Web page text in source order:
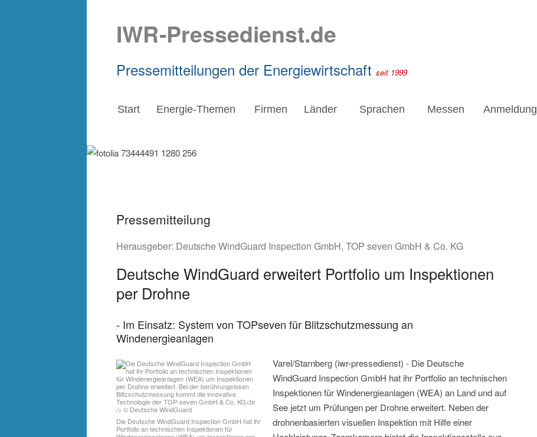
IWR-Pressedienst.de
Pressemitteilungen der Energiewirtschaft seit 1999
Start Energie-Themen Firmen Länder Sprachen Messen Anmeldung
Pressemitteilung
Herausgeber: Deutsche WindGuard Inspection GmbH, TOP seven GmbH & Co. KG
Deutsche WindGuard erweitert Portfolio um Inspektionen
per Drohne
- Im Einsatz: System von TOPseven für Blitzschutzmessung an
Windenergieanlagen
Die Deutsche WindGuard Inspection GmbH hat ihr
Portfolio an technischen Inspektionen für
Varel/Starnberg (iwr-pressedienst) - Die Deutsche
WindGuard Inspection GmbH hat ihr Portfolio an technischen
Inspektionen für Windenergieanlagen (WEA) an Land und auf
See jetzt um Prüfungen per Drohne erweitert. Neben der
drohnenbasierten visuellen Inspektion mit Hilfe einer